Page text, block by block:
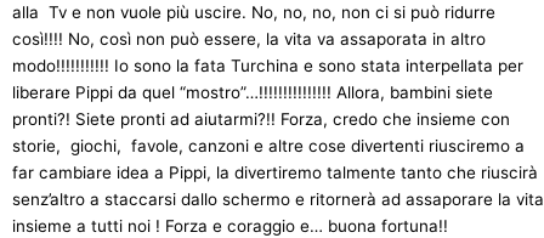
alla Tv e non vuole più uscire. No, no, no, non ci si può ridurre
così!!!! No, così non può essere, la vita va assaporata in altro
modo!!!!!!!!!!! Io sono la fata Turchina e sono stata interpellata per
liberare Pippi da quel “mostro”…!!!!!!!!!!!!!!! Allora, bambini siete
pronti?! Siete pronti ad aiutarmi?!! Forza, credo che insieme con
storie, giochi, favole, canzoni e altre cose divertenti riusciremo a
far cambiare idea a Pippi, la divertiremo talmente tanto che riuscirà
senz’altro a staccarsi dallo schermo e ritornerà ad assaporare la vita
insieme a tutti noi ! Forza e coraggio e… buona fortuna!!